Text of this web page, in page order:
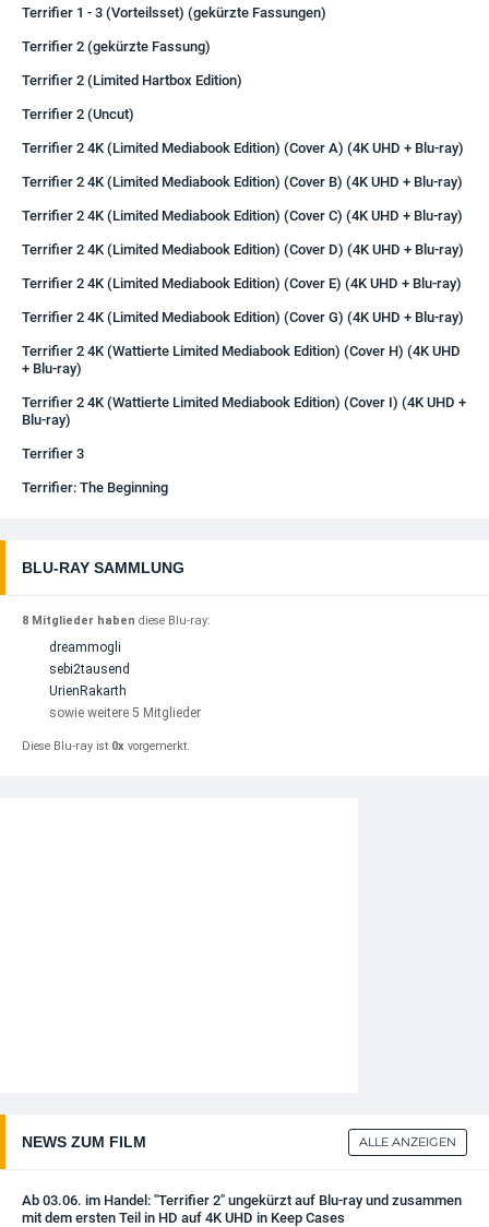
Terrifier 1 - 3 (Vorteilsset) (gekürzte Fassungen)
Terrifier 2 (gekürzte Fassung)
Terrifier 2 (Limited Hartbox Edition)
Terrifier 2 (Uncut)
Terrifier 2 4K (Limited Mediabook Edition) (Cover A) (4K UHD + Blu-ray)
Terrifier 2 4K (Limited Mediabook Edition) (Cover B) (4K UHD + Blu-ray)
Terrifier 2 4K (Limited Mediabook Edition) (Cover C) (4K UHD + Blu-ray)
Terrifier 2 4K (Limited Mediabook Edition) (Cover D) (4K UHD + Blu-ray)
Terrifier 2 4K (Limited Mediabook Edition) (Cover E) (4K UHD + Blu-ray)
Terrifier 2 4K (Limited Mediabook Edition) (Cover G) (4K UHD + Blu-ray)
Terrifier 2 4K (Wattierte Limited Mediabook Edition) (Cover H) (4K UHD
+ Blu-ray)
Terrifier 2 4K (Wattierte Limited Mediabook Edition) (Cover I) (4K UHD +
Blu-ray)
Terrifier 3
Terrifier: The Beginning
BLU-RAY SAMMLUNG
8 Mitglieder haben diese Blu-ray:
dreammogli
sebi2tausend
UrienRakarth
sowie weitere 5 Mitglieder
Diese Blu-ray ist 0x vorgemerkt.
NEWS ZUM FILM ALLE ANZEIGEN
Ab 03.06. im Handel: "Terrifier 2" ungekürzt auf Blu-ray und zusammen
mit dem ersten Teil in HD auf 4K UHD in Keep Cases